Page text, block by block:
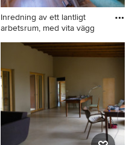
Inredning av ett lantligt
arbetsrum, med vita vägg
Inredning av ett lantligt
arbetsrum, med vita väggar,
mellanmörkt trägolv och
brunt golv